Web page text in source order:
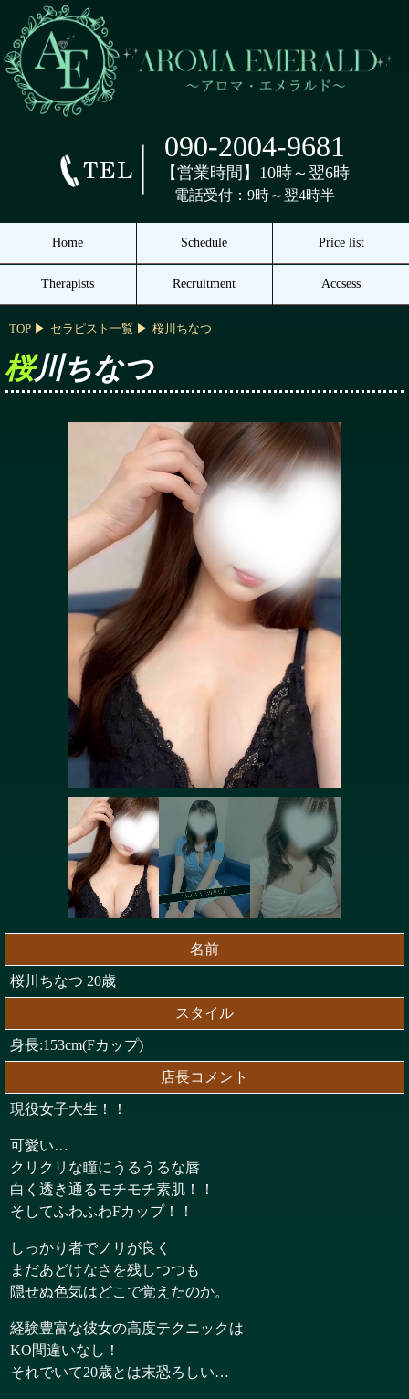
090-2004-9681
【営業時間】10時～翌6時
電話受付：9時～翌4時半
Home Schedule Price list
Therapists Recruitment Accsess
TOP セラピスト一覧 桜川ちなつ
桜川ちなつ
名前
桜川ちなつ 20歳
スタイル
身長:153cm(Fカップ)
店長コメント
現役女子大生！！
可愛い…
クリクリな瞳にうるうるな唇
白く透き通るモチモチ素肌！！
そしてふわふわFカップ！！
しっかり者でノリが良く
まだあどけなさを残しつつも
隠せぬ色気はどこで覚えたのか。
経験豊富な彼女の高度テクニックは
KO間違いなし！
それでいて20歳とは末恐ろしい…